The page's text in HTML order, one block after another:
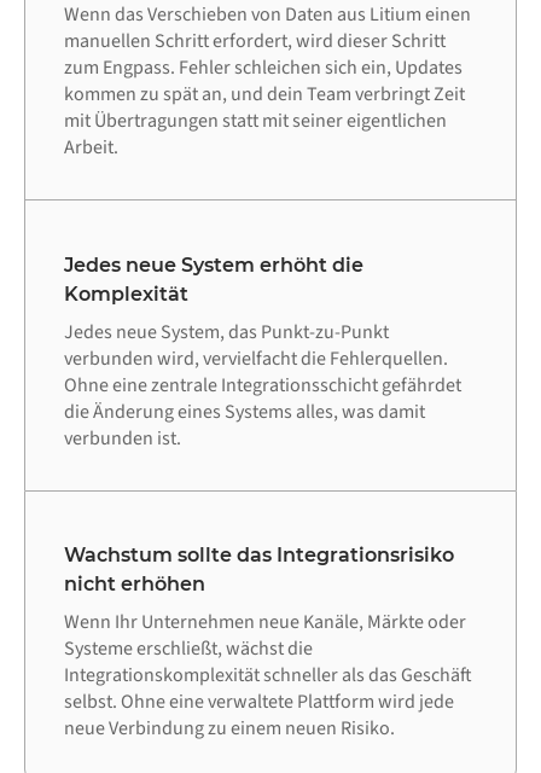
Wenn das Verschieben von Daten aus Litium einen
manuellen Schritt erfordert, wird dieser Schritt
zum Engpass. Fehler schleichen sich ein, Updates
kommen zu spät an, und dein Team verbringt Zeit
mit Übertragungen statt mit seiner eigentlichen
Arbeit.
Jedes neue System erhöht die
Komplexität
Jedes neue System, das Punkt-zu-Punkt
verbunden wird, vervielfacht die Fehlerquellen.
Ohne eine zentrale Integrationsschicht gefährdet
die Änderung eines Systems alles, was damit
verbunden ist.
Wachstum sollte das Integrationsrisiko
nicht erhöhen
Wenn Ihr Unternehmen neue Kanäle, Märkte oder
Systeme erschließt, wächst die
Integrationskomplexität schneller als das Geschäft
selbst. Ohne eine verwaltete Plattform wird jede
neue Verbindung zu einem neuen Risiko.